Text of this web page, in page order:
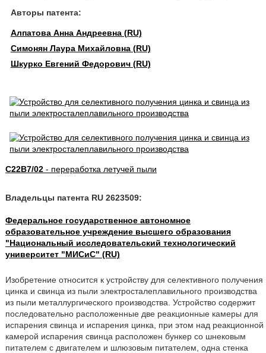
Авторы патента:
Алпатова Анна Андреевна (RU)
Симонян Лаура Михайловна (RU)
Шкурко Евгений Федорович (RU)
C22B7/02- переработка летучей пыли
Владельцы патента RU 2623509:
Федеральное государственное автономное
образовательное учреждение высшего образования
"Национальный исследовательский технологический
университет "МИСиС" (RU)
Изобретение относится к устройству для селективного получения
цинка и свинца из пыли электросталеплавильного производства
из пыли металлургического производства. Устройство содержит
последовательно расположенные две реакционные камеры для
испарения свинца и испарения цинка, при этом над реакционной
камерой испарения свинца расположен бункер со шнековым
питателем с двигателем и шлюзовым питателем, одна стенка